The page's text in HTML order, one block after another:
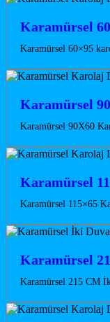
Karamürsel
Karamürsel 60×95
Karamürsel
Karamürsel 90X60
Karamürsel
Karamürsel 115×65
Karamürsel
Karamürsel 215 CM